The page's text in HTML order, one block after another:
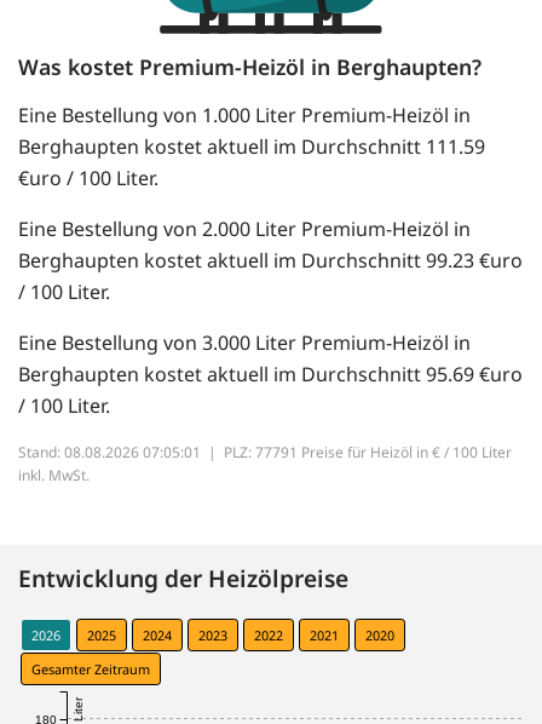
Was kostet Premium-Heizöl in Berghaupten?
Eine Bestellung von 1.000 Liter Premium-Heizöl in
Berghaupten kostet aktuell im Durchschnitt 111.59
€uro / 100 Liter.
Eine Bestellung von 2.000 Liter Premium-Heizöl in
Berghaupten kostet aktuell im Durchschnitt 99.23 €uro
/ 100 Liter.
Eine Bestellung von 3.000 Liter Premium-Heizöl in
Berghaupten kostet aktuell im Durchschnitt 95.69 €uro
/ 100 Liter.
Stand: 08.08.2026 07:05:01 | PLZ: 77791 Preise für Heizöl in € / 100 Liter
inkl. MwSt.
Entwicklung der Heizölpreise
2026 2025 2024 2023 2022 2021
2020
Gesamter Zeitraum
180